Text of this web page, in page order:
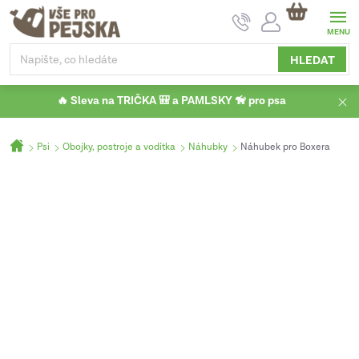
Přejít
obsah
HLEDAT
NÁKUPNÍ
KOŠÍK
🔥 Sleva na TRIČKA 🎒 a PAMLSKY 🦮 pro psa
Domů
Psi Obojky, postroje a vodítka Náhubky Náhubek pro Boxera